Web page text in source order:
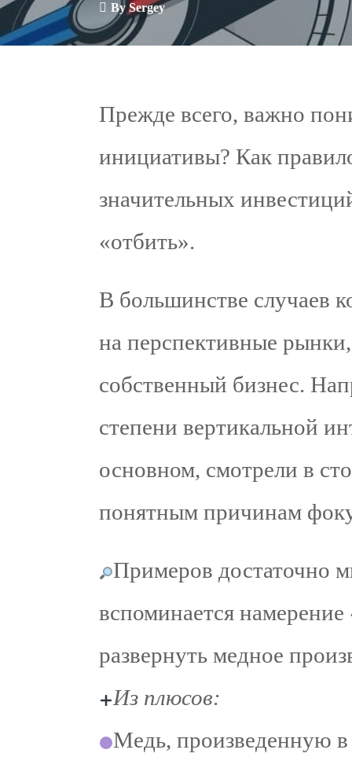
BySergey
Прежде всего, важно
инициативы? Как
значительных
«отбить».
В большинстве случаев
на перспективные
собственный бизнес.
степени вертикальной
основном, смотрели в
понятным причинам
Примеров достаточно
вспоминается
развернуть медное
Из плюсов:
Медь, произведенную в